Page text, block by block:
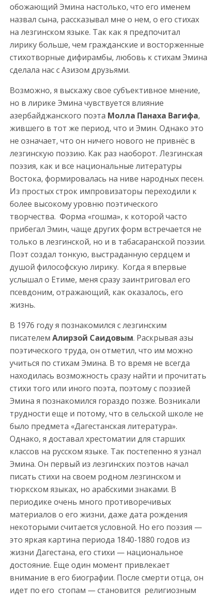
обожающий Эмина настолько, что его именем
назвал сына, рассказывал мне о нем, о его стихах
на лезгинском языке. Так как я предпочитал
лирику больше, чем гражданские и восторженные
стихотворные дифирамбы, любовь к стихам Эмина
сделала нас с Азизом друзьями.
Возможно, я выскажу свое субъективное мнение,
но в лирике Эмина чувствуется влияние
азербайджанского поэта Молла Панаха Вагифа,
жившего в тот же период, что и Эмин. Однако это
не означает, что он ничего нового не привнёс в
лезгинскую поэзию. Как раз наоборот. Лезгинская
поэзия, как и все национальные литературы
Востока, формировалась на ниве народных песен.
Из простых строк импровизаторы переходили к
более высокому уровню поэтического
творчества. Форма «гошма», к которой часто
прибегал Эмин, чаще других форм встречается не
только в лезгинской, но и в табасаранской поэзии.
Поэт создал тонкую, выстраданную сердцем и
душой философскую лирику. Когда я впервые
услышал о Етиме, меня сразу заинтриговал его
псевдоним, отражающий, как оказалось, его
жизнь.
В 1976 году я познакомился с лезгинским
писателем Алирзой Саидовым. Раскрывая азы
поэтического труда, он отметил, что им можно
учиться по стихам Эмина. В то время не всегда
находилась возможность сразу найти и прочитать
стихи того или иного поэта, поэтому с поэзией
Эмина я познакомился гораздо позже. Возникали
трудности еще и потому, что в сельской школе не
было предмета «Дагестанская литература».
Однако, я доставал хрестоматии для старших
классов на русском языке. Так постепенно я узнал
Эмина. Он первый из лезгинских поэтов начал
писать стихи на своем родном лезгинском и
тюркском языках, но арабскими знаками. В
периодике очень много противоречивых
материалов о его жизни, даже дата рождения
некоторыми считается условной. Но его поэзия —
это яркая картина периода 1840-1880 годов из
жизни Дагестана, его стихи — национальное
достояние. Еще один момент привлекает
внимание в его биографии. После смерти отца, он
идет по его стопам — становится религиозным